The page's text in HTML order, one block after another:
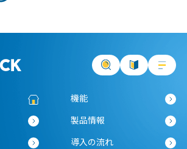
機能
製品情報
導入の流れ